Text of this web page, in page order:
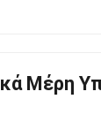
Μέρη